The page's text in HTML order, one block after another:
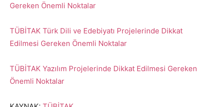
Gereken Önemli Noktalar
TÜBİTAK Türk Dili ve Edebiyatı Projelerinde Dikkat
Edilmesi Gereken Önemli Noktalar
TÜBİTAK Yazılım Projelerinde Dikkat Edilmesi Gereken
Önemli Noktalar